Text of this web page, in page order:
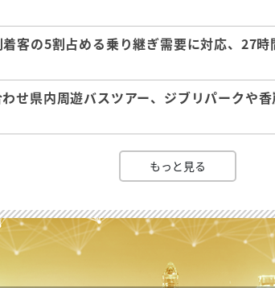
客の5割占める乗り継ぎ需要に対応、27
せ県内周遊バスツアー、ジブリパークや
もっと見る